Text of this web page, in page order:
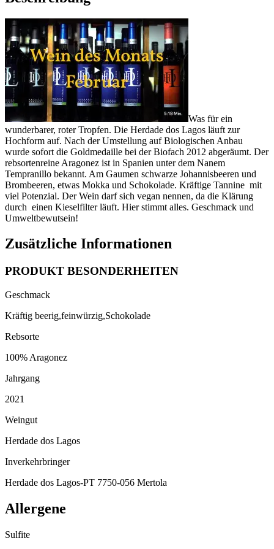
Was für ein
wunderbarer, roter Tropfen. Die Herdade dos Lagos läuft zur
Hochform auf. Nach der Umstellung auf Biologischen Anbau
wurde sofort die Goldmedaille bei der Biofach 2012 abgeräumt. Der
rebsortenreine Aragonez ist in Spanien unter dem Nanem
Tempranillo bekannt. Am Gaumen schwarze Johannisbeeren und
Brombeeren, etwas Mokka und Schokolade. Kräftige Tannine mit
viel Potenzial. Der Wein darf sich vegan nennen, da die Klärung
durch einen Kieselfilter läuft. Hier stimmt alles. Geschmack und
Umweltbewutsein!
Zusätzliche Informationen
PRODUKT BESONDERHEITEN
Geschmack
Kräftig beerig,feinwürzig,Schokolade
Rebsorte
100% Aragonez
Jahrgang
2021
Weingut
Herdade dos Lagos
Inverkehrbringer
Herdade dos Lagos-PT 7750-056 Mertola
Allergene
Sulfite